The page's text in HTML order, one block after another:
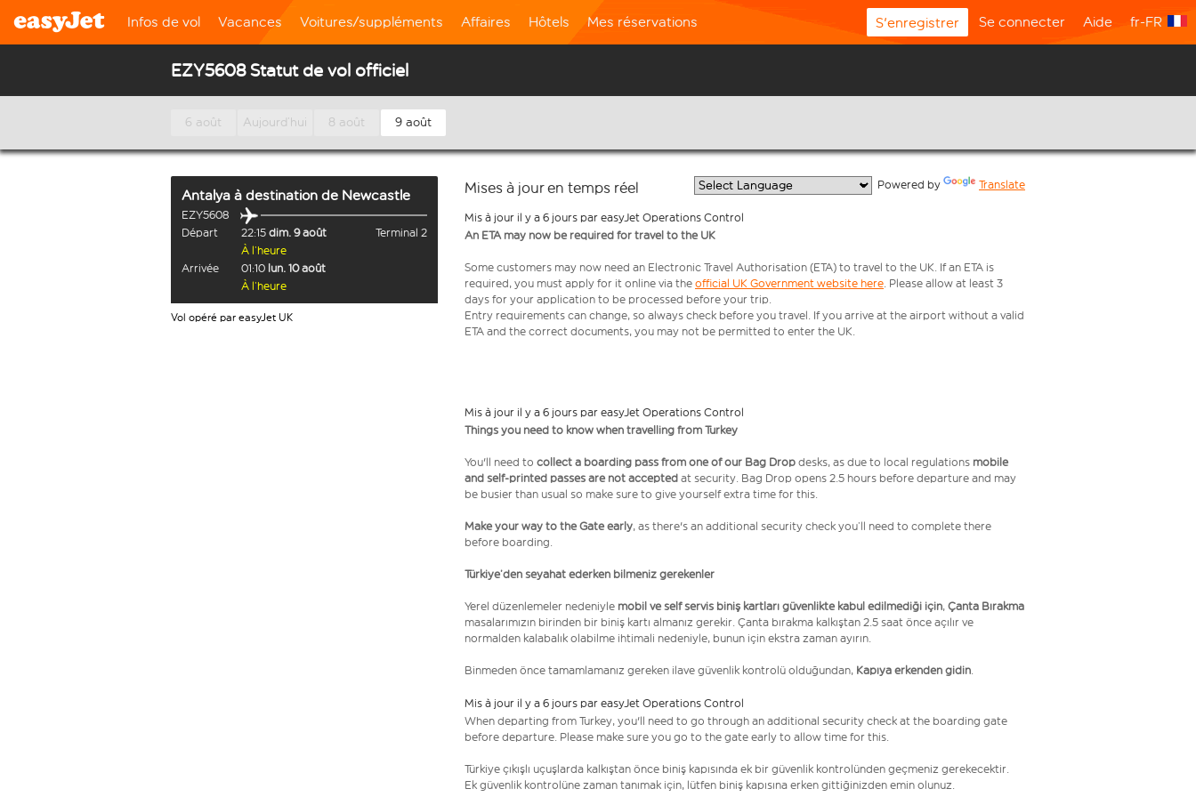
Infos de vol Vacances Voitures/suppléments Affaires Hôtels Mes réservations S'enregistrer Se connecter Aide fr-FR
EZY5608 Statut de vol officiel
6 août Aujourd’hui 8 août 9 août
Antalya à destination de Newcastle
EZY5608
Départ
22:15 dim. 9 août
Terminal 2
À l’heure
Arrivée
01:10 lun. 10 août
À l’heure
Vol opéré par easyJet UK
Mises à jour en temps réel Powered by Translate
Mis à jour il y a 6 jours par easyJet Operations Control
An ETA may now be required for travel to the UK
Some customers may now need an Electronic Travel Authorisation (ETA) to travel to the UK. If an ETA is
required, you must apply for it online via the official UK Government website here. Please allow at least 3
days for your application to be processed before your trip.
Entry requirements can change, so always check before you travel. If you arrive at the airport without a valid
ETA and the correct documents, you may not be permitted to enter the UK.
Mis à jour il y a 6 jours par easyJet Operations Control
Things you need to know when travelling from Turkey
You'll need to collect a boarding pass from one of our Bag Drop desks, as due to local regulations mobile
and self-printed passes are not accepted at security. Bag Drop opens 2.5 hours before departure and may
be busier than usual so make sure to give yourself extra time for this.
Make your way to the Gate early, as there's an additional security check you’ll need to complete there
before boarding.
Türkiye’den seyahat ederken bilmeniz gerekenler
Yerel düzenlemeler nedeniyle mobil ve self servis biniş kartları güvenlikte kabul edilmediği için, Çanta Bırakma
masalarımızın birinden bir biniş kartı almanız gerekir. Çanta bırakma kalkıştan 2.5 saat önce açılır ve
normalden kalabalık olabilme ihtimali nedeniyle, bunun için ekstra zaman ayırın.
Binmeden önce tamamlamanız gereken ilave güvenlik kontrolü olduğundan, Kapıya erkenden gidin.
Mis à jour il y a 6 jours par easyJet Operations Control
When departing from Turkey, you'll need to go through an additional security check at the boarding gate
before departure. Please make sure you go to the gate early to allow time for this.
Türkiye çıkışlı uçuşlarda kalkıştan önce biniş kapısında ek bir güvenlik kontrolünden geçmeniz gerekecektir.
Ek güvenlik kontrolüne zaman tanımak için, lütfen biniş kapısına erken gittiğinizden emin olunuz.